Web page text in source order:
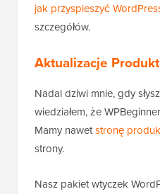
jak przyspieszyć
szczegółów.
Aktualizacje
Nadal dziwi mnie, gdy
wiedziałem, że
Mamy nawetstronę
strony.
Nasz pakiet wtyczek